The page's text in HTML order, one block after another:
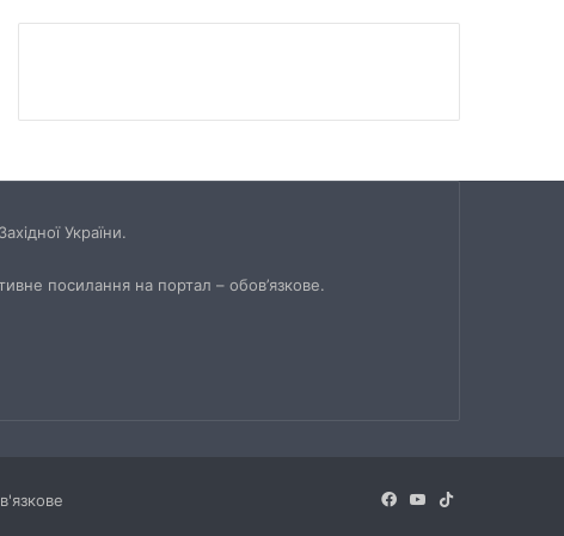
України.
посилання на портал – обов’язкове.
Facebook
YouTube
TikTok